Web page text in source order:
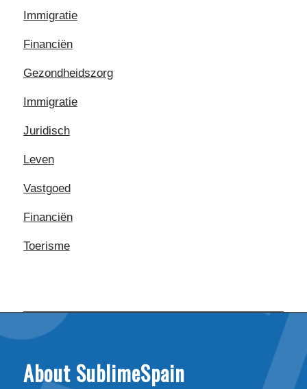
Immigratie
Financiën
Gezondheidszorg
Immigratie
Juridisch
Leven
Vastgoed
Financiën
Toerisme
About SublimeSpain